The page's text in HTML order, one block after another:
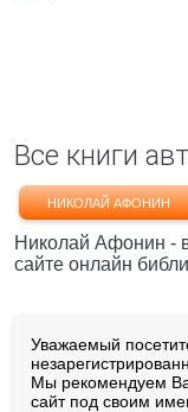
Все книги
НИКОЛАЙ АФОНИН
Николай Афонин -
сайте онлайн
Уважаемый
Мы рекомендуем
сайт под своим